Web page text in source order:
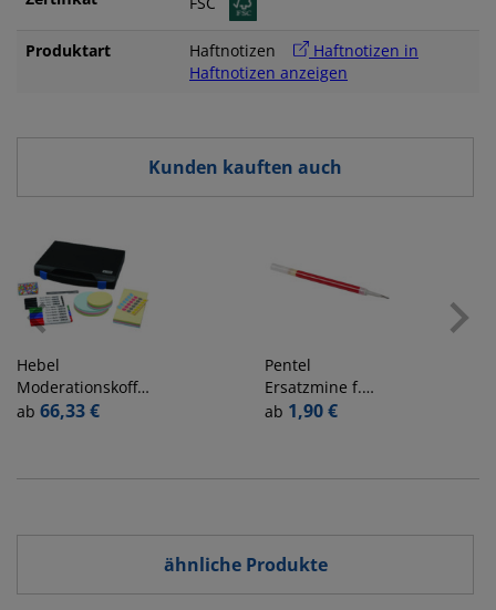
Produktart Haftnotizen
Haftnotizen in
Haftnotizen anzeigen
Kunden kauften auch
Hebel
Moderationskoffer
63960 gefüllt mit
ab 66,33 €
Pentel
Ersatzmine f.
Onliner/Prestige
ab 1,90 €
ähnliche Produkte